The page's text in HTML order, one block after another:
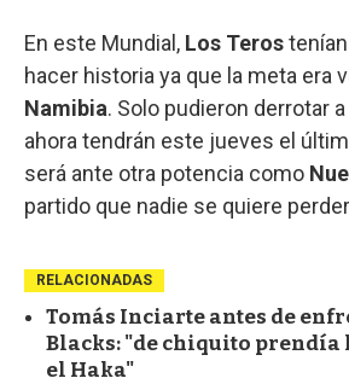
En este Mundial, Los Teros
hacer historia ya que la meta era
Namibia. Solo pudieron derrotar
ahora tendrán este jueves el
será ante otra potencia como
partido que nadie se quiere
RELACIONADAS
Tomás Inciarte antes de
Blacks: "de chiquito prendía
el Haka"